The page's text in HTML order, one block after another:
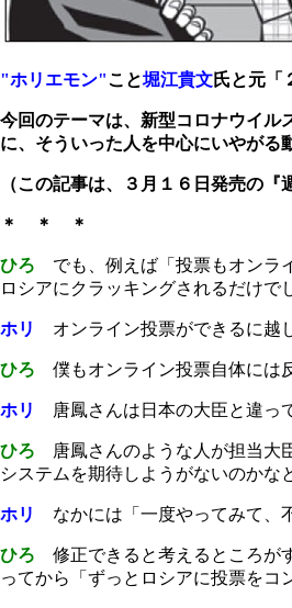
"ホリエモン"こと堀江貴文氏と元「
今回のテーマは、新型コロナウイル
に、そういった人を中心にいやがる
（この記事は、３月１６日発売の
＊ ＊ ＊
ひろ でも、例えば「投票もオンラ
ロシアにクラッキングされるだけで
ホリ オンライン投票ができるに越
ひろ 僕もオンライン投票自体には
ホリ 唐鳳さんは日本の大臣と違っ
ひろ 唐鳳さんのような人が担当大
システムを期待しようがないのかな
ホリ なかには「一度やってみて、
ひろ 修正できると考えるところが
ってから「ずっとロシアに投票をコ